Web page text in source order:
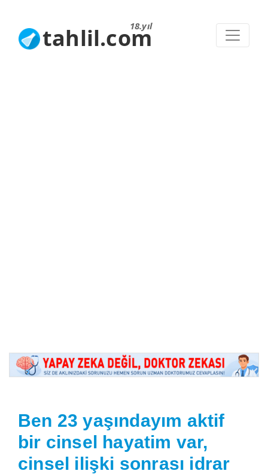
18.yıl
tahlil.com
Ben 23 yaşındayım aktif
bir cinsel hayatim var,
cinsel ilişki sonrası idrar